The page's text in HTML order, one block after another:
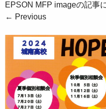
EPSON MFP imageの記事
← Previous